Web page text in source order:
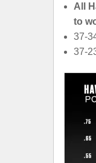
All
to
37-
37-